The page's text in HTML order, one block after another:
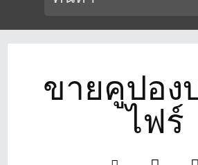
ขายคูปอง
ไฟร์